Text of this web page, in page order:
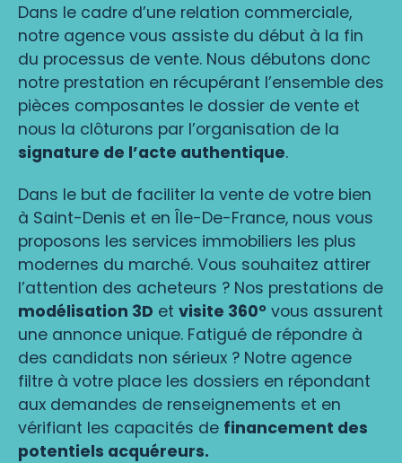
Dans le cadre d’une relation commerciale,
notre agence vous assiste du début à la fin
du processus de vente. Nous débutons donc
notre prestation en récupérant l’ensemble des
pièces composantes le dossier de vente et
nous la clôturons par l’organisation de la
signature de l’acte authentique.
Dans le but de faciliter la vente de votre bien
à Saint-Denis et en Île-De-France, nous vous
proposons les services immobiliers les plus
modernes du marché. Vous souhaitez attirer
l’attention des acheteurs ? Nos prestations de
modélisation 3D et visite 360° vous assurent
une annonce unique. Fatigué de répondre à
des candidats non sérieux ? Notre agence
filtre à votre place les dossiers en répondant
aux demandes de renseignements et en
vérifiant les capacités de financement des
potentiels acquéreurs.